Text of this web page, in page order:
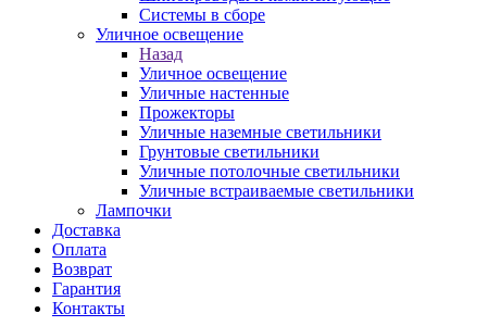
Системы в сборе
Уличное освещение
Назад
Уличное освещение
Уличные настенные
Прожекторы
Уличные наземные светильники
Грунтовые светильники
Уличные потолочные светильники
Уличные встраиваемые светильники
Лампочки
Доставка
Оплата
Возврат
Гарантия
Контакты